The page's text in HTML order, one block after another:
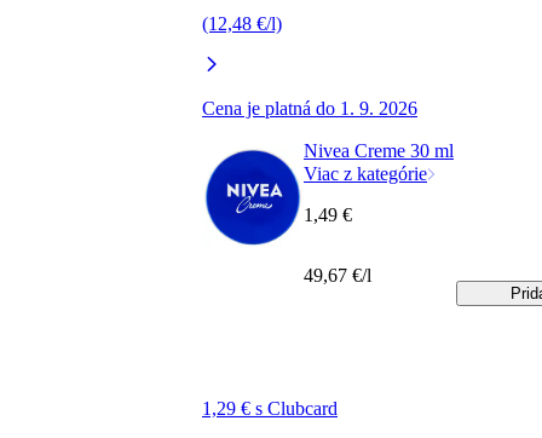
(12,48 €/l)
Cena je platná do 1. 9. 2026
Nivea Creme 30 ml
Viac z kategórie
1,29 € s Clubcard
1,49 €
49,67 €/l